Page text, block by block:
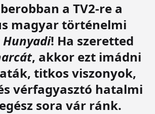
a TV2-re a
magyar történelmi
Hunyadi! Ha szeretted
, akkor ezt imádni
titkos viszonyok,
vérfagyasztó hatalmi
sora vár ránk.